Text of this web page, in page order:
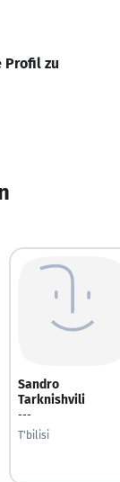
Profil zu
Sandro
Tarknishvili
---
T'bilisi